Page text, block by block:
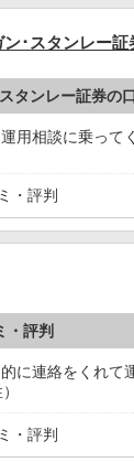
･スタンレー証
タンレー証券の
用相談に乗って
・評判
・評判
に連絡をくれて
・評判